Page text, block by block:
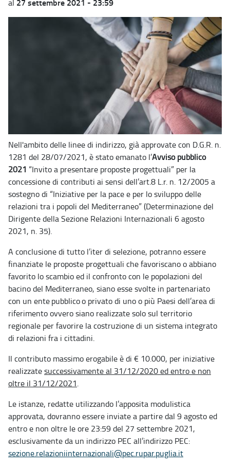
al
Nell'ambito delle linee di indirizzo, già approvate con D.G.R. n.
1281 del 28/07/2021, è stato emanato l’Avviso pubblico
2021 “Invito a presentare proposte progettuali” per la
concessione di contributi ai sensi dell’art.8 L.r. n. 12/2005 a
sostegno di “Iniziative per la pace e per lo sviluppo delle
relazioni tra i popoli del Mediterraneo” (Determinazione del
Dirigente della Sezione Relazioni Internazionali 6 agosto
2021, n. 35).
A conclusione di tutto l’iter di selezione, potranno essere
finanziate le proposte progettuali che favoriscano o abbiano
favorito lo scambio ed il confronto con le popolazioni del
bacino del Mediterraneo, siano esse svolte in partenariato
con un ente pubblico o privato di uno o più Paesi dell’area di
riferimento ovvero siano realizzate solo sul territorio
regionale per favorire la costruzione di un sistema integrato
di relazioni fra i cittadini.
Il contributo massimo erogabile è di € 10.000, per iniziative
realizzatesuccessivamente al 31/12/2020 ed entro e non
oltre il 31/12/2021.
Le istanze, redatte utilizzando l’apposita modulistica
approvata, dovranno essere inviate a partire dal 9 agosto ed
entro e non oltre le ore 23:59 del 27 settembre 2021,
esclusivamente da un indirizzo PEC all’indirizzo PEC:
sezione.relazioniinternazionali@pec.rupar.puglia.it